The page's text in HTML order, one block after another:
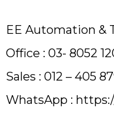
EE Automation &
Office : 03- 8052
Sales : 012 – 405
WhatsApp :